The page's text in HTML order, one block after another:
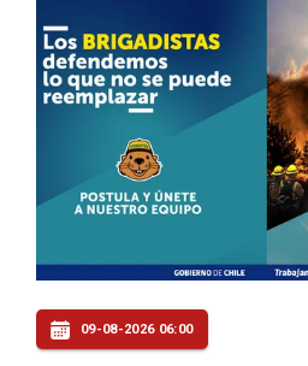
09-08-2026 05:00